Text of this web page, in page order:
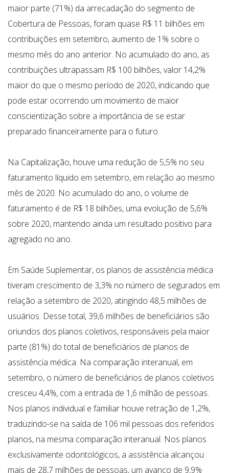
maior parte (71%) da arrecadação do segmento de
Cobertura de Pessoas, foram quase R$ 11 bilhões em
contribuições em setembro, aumento de 1% sobre o
mesmo mês do ano anterior. No acumulado do ano, as
contribuições ultrapassam R$ 100 bilhões, valor 14,2%
maior do que o mesmo período de 2020, indicando que
pode estar ocorrendo um movimento de maior
conscientização sobre a importância de se estar
preparado financeiramente para o futuro.
Na Capitalização, houve uma redução de 5,5% no seu
faturamento líquido em setembro, em relação ao mesmo
mês de 2020. No acumulado do ano, o volume de
faturamento é de R$ 18 bilhões, uma evolução de 5,6%
sobre 2020, mantendo ainda um resultado positivo para
agregado no ano.
Em Saúde Suplementar, os planos de assistência médica
tiveram crescimento de 3,3% no número de segurados em
relação a setembro de 2020, atingindo 48,5 milhões de
usuários. Desse total, 39,6 milhões de beneficiários são
oriundos dos planos coletivos, responsáveis pela maior
parte (81%) do total de beneficiários de planos de
assistência médica. Na comparação interanual, em
setembro, o número de beneficiários de planos coletivos
cresceu 4,4%, com a entrada de 1,6 milhão de pessoas.
Nos planos individual e familiar houve retração de 1,2%,
traduzindo-se na saída de 106 mil pessoas dos referidos
planos, na mesma comparação interanual. Nos planos
exclusivamente odontológicos, a assistência alcançou
mais de 28,7 milhões de pessoas, um avanço de 9,9%